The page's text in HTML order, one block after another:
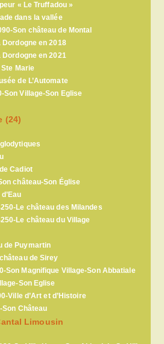
« Le Truffadou »
dans la vallée
Son château de Montal
en 2018
en 2021
Ste Marie
de L’Automate
Son Village-Son Eglise
(24)
Cadiot
château-Son Église
Le château des Milandes
Le château du Village
de Puymartin
de Sirey
Son Magnifique Village-Son Abbatiale
Son Eglise
Ville d’Art et d’Histoire
Son Château
Limousin